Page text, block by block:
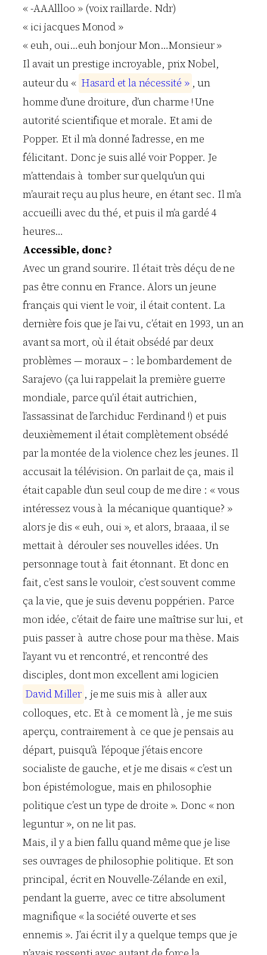
« -AAAllloo » (voix raillarde. Ndr)
« ici jacques Monod »
« euh, oui…euh bonjour Mon…Monsieur »
Il avait un prestige incroyable, prix Nobel,
auteur du « Hasard etlanécessité » , un
homme d’une droiture, d’un charme ! Une
autorité scientifique et morale. Et ami de
Popper. Et il m’a donné l’adresse, en me
félicitant. Donc je suis allé voir Popper. Je
m’attendais à tomber sur quelqu’un qui
m’aurait reçu au plus heure, en étant sec. Il m’a
accueilli avec du thé, et puis il m’a gardé 4
heures…
Accessible, donc ?
Avec un grand sourire. Il était très déçu de ne
pas être connu en France. Alors un jeune
français qui vient le voir, il était content. La
dernière fois que je l’ai vu, c’était en 1993, un an
avant sa mort, où il était obsédé par deux
problèmes — moraux – : le bombardement de
Sarajevo (ça lui rappelait la première guerre
mondiale, parce qu’il était autrichien,
l’assassinat de l’archiduc Ferdinand !) et puis
deuxièmement il était complètement obsédé
par la montée de la violence chez les jeunes. Il
accusait la télévision. On parlait de ça, mais il
était capable d’un seul coup de me dire : « vous
intéressez vous à la mécanique quantique? »
alors je dis « euh, oui », et alors, braaaa, il se
mettait à dérouler ses nouvelles idées. Un
personnage tout à fait étonnant. Et donc en
fait, c’est sans le vouloir, c’est souvent comme
ça la vie, que je suis devenu poppérien. Parce
mon idée, c’était de faire une maîtrise sur lui, et
puis passer à autre chose pour ma thèse. Mais
l’ayant vu et rencontré, et rencontré des
disciples, dont mon excellent ami logicien
DavidMiller , je me suis mis à aller aux
colloques, etc. Et à ce moment là , je me suis
aperçu, contrairement à ce que je pensais au
départ, puisqu’à l’époque j’étais encore
socialiste de gauche, et je me disais « c’est un
bon épistémologue, mais en philosophie
politique c’est un type de droite ». Donc « non
leguntur », on ne lit pas.
Mais, il y a bien fallu quand même que je lise
ses ouvrages de philosophie politique. Et son
principal, écrit en Nouvelle-Zélande en exil,
pendant la guerre, avec ce titre absolument
magnifique « la société ouverte et ses
ennemis ». J’ai écrit il y a quelque temps que je